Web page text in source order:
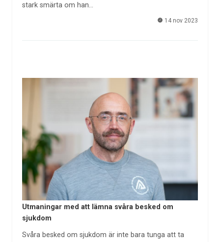
stark smärta om han…
14 nov 2023
Utmaningar med att lämna svåra besked om
sjukdom
Svåra besked om sjukdom är inte bara tunga att ta